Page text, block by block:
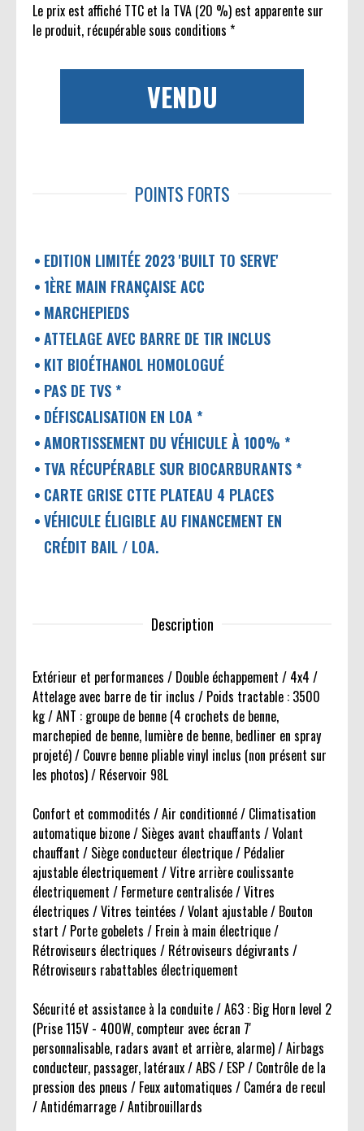
Le prix est affiché TTC et la TVA (20 %) est apparente sur
le produit, récupérable sous conditions *
VENDU
POINTS FORTS
EDITION LIMITÉE 2023 'BUILT TO SERVE'
1ÈRE MAIN FRANÇAISE ACC
MARCHEPIEDS
ATTELAGE AVEC BARRE DE TIR INCLUS
KIT BIOÉTHANOL HOMOLOGUÉ
PAS DE TVS *
DÉFISCALISATION EN LOA *
AMORTISSEMENT DU VÉHICULE À 100% *
TVA RÉCUPÉRABLE SUR BIOCARBURANTS *
CARTE GRISE CTTE PLATEAU 4 PLACES
VÉHICULE ÉLIGIBLE AU FINANCEMENT EN
CRÉDIT BAIL / LOA.
Description
Extérieur et performances / Double échappement / 4x4 /
Attelage avec barre de tir inclus / Poids tractable : 3500
kg / ANT : groupe de benne (4 crochets de benne,
marchepied de benne, lumière de benne, bedliner en spray
projeté) / Couvre benne pliable vinyl inclus (non présent sur
les photos) / Réservoir 98L
Confort et commodités / Air conditionné / Climatisation
automatique bizone / Sièges avant chauffants / Volant
chauffant / Siège conducteur électrique / Pédalier
ajustable électriquement / Vitre arrière coulissante
électriquement / Fermeture centralisée / Vitres
électriques / Vitres teintées / Volant ajustable / Bouton
start / Porte gobelets / Frein à main électrique /
Rétroviseurs électriques / Rétroviseurs dégivrants /
Rétroviseurs rabattables électriquement
Sécurité et assistance à la conduite / A63 : Big Horn level 2
(Prise 115V - 400W, compteur avec écran 7'
personnalisable, radars avant et arrière, alarme) / Airbags
conducteur, passager, latéraux / ABS / ESP / Contrôle de la
pression des pneus / Feux automatiques / Caméra de recul
/ Antidémarrage / Antibrouillards